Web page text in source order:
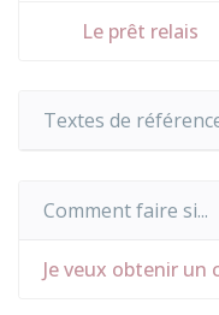
Le prêt relais
Textes de
Comment faire si...
Je veux obtenir